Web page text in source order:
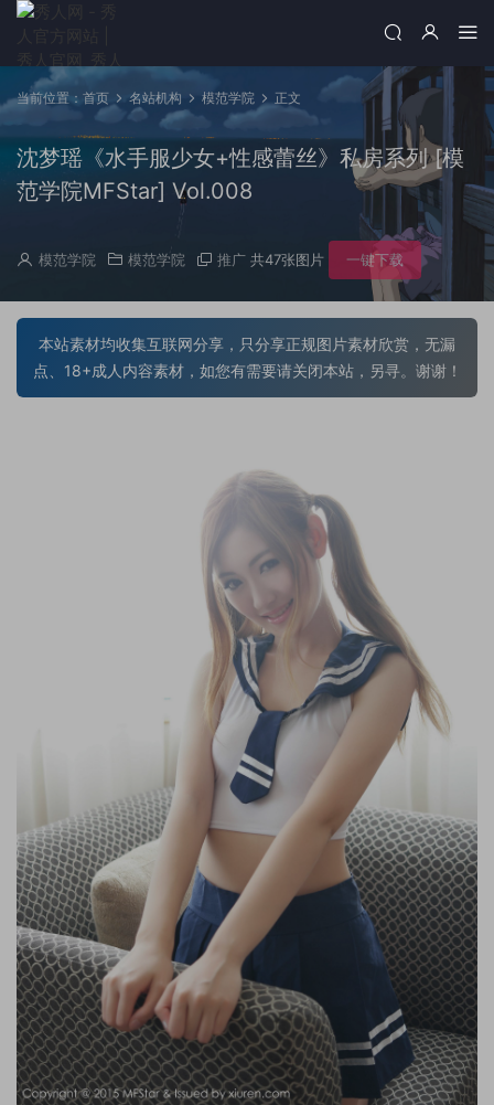
当前位置： 首页 名站机构 模范学院 正文
沈梦瑶《水手服少女+性感蕾丝》私房系列 [模
范学院MFStar] Vol.008
模范学院 模范学院 推广 共47张图片 一键下载
本站素材均收集互联网分享，只分享正规图片素材欣赏，无漏
点、18+成人内容素材，如您有需要请关闭本站，另寻。谢谢！